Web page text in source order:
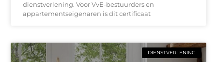
dienstverlening. Voor VvE-bestuurders en
appartementseigenaren is dit certificaat
DIENSTVERLENING